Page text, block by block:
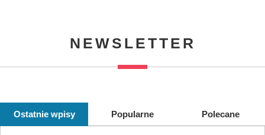
NEWSLETTER
Ostatnie wpisy Popularne Polecane